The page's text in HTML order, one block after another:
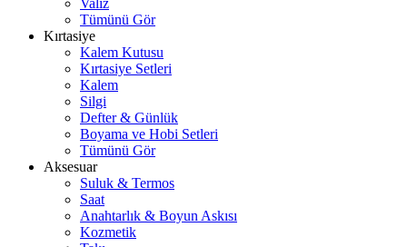
Valiz
Tümünü Gör
Kırtasiye
Kalem Kutusu
Kırtasiye Setleri
Kalem
Silgi
Defter & Günlük
Boyama ve Hobi Setleri
Tümünü Gör
Aksesuar
Suluk & Termos
Saat
Anahtarlık & Boyun Askısı
Kozmetik